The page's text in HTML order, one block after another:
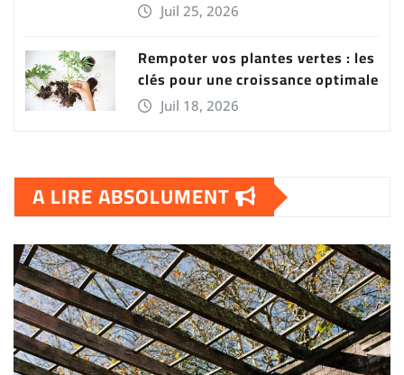
Juil 25, 2026
Rempoter vos plantes vertes : les
clés pour une croissance optimale
Juil 18, 2026
A LIRE ABSOLUMENT